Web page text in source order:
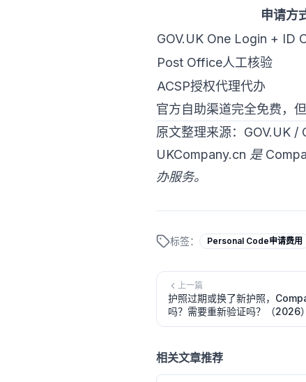
申请方
GOV.UK One Login + ID
Post Office人工核验
ACSP授权代理代办
官方自助渠道完全免费，
原文整理来源：GOV.UK /
UKCompany.cn 是
办服务。
标签： Personal Code申请费用
上一篇
护照过期或换了新护照，
吗？需要重新验证吗？（2026）
相关文章推荐